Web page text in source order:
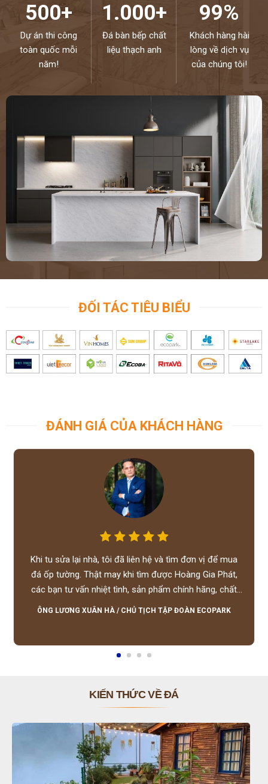
500+
Dự án thi công
toàn quốc mỗi
năm!
1.000+
Đá bàn bếp chất
liệu thạch anh
99%
Khách hàng hài
lòng về dịch vụ
của chúng tôi!
ĐỐI TÁC TIÊU BIỂU
ĐÁNH GIÁ CỦA KHÁCH HÀNG
Khi tu sửa lại nhà, tôi đã liên hệ và tìm đơn vị để mua
đá ốp tường. Thật may khi tìm được Hoàng Gia Phát,
các bạn tư vấn nhiệt tình, sản phẩm chính hãng, chất
lượng tốt, giá hợp lý, hỗ trợ tận tình.
ÔNG LƯƠNG XUÂN HÀ / CHỦ TỊCH TẬP ĐOÀN ECOPARK
KIẾN THỨC VỀ ĐÁ